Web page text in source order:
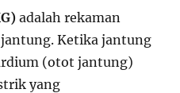
adalah rekaman
Ketika jantung
(otot jantung)
yang